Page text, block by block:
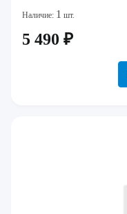
Наличие: 1 шт.
5 490 ₽